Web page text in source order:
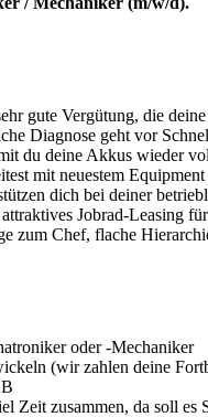
gute Vergütung, die
Diagnose geht vor
du deine Akkus wieder
mit neuestem
dich bei deiner
Jobrad-Leasing
zum Chef, flache
oder -Mechaniker
(wir zahlen deine
Zeit zusammen, da soll es